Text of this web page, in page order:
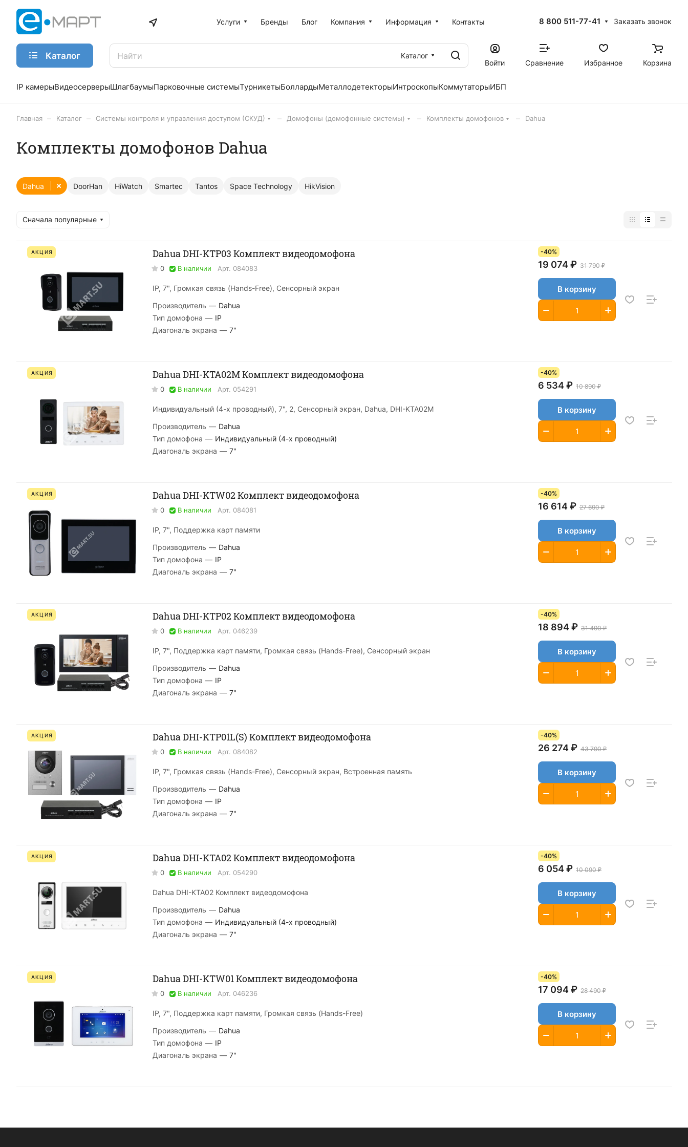
Услуги Бренды Блог Компания Информация Контакты 8 800 511-77-41 Заказать звонок
Каталог
Каталог
Войти
Сравнение Избранное Корзина
IP камерыВидеосерверыШлагбаумыПарковочные системыТурникетыБоллардыМеталлодетекторыИнтроскопыКоммутаторыИБП
Главная Каталог Системы контроля и управления доступом (СКУД) Домофоны (домофонные системы) Комплекты домофонов Dahua
Комплекты домофонов Dahua
DoorHan HiWatch
Dahua Smartec Tantos Space Technology HikVision
Сначала популярные
АКЦИЯ Dahua DHI-KTP03 Комплект видеодомофона
0 В наличии Арт. 084083
IP, 7", Громкая связь (Hands-Free), Сенсорный экран
Производитель — Dahua
Тип домофона — IP
Диагональ экрана — 7"
-40%
19 074 ₽ 31 790 ₽
В корзину
АКЦИЯ Dahua DHI-KTA02M Комплект видеодомофона
0 В наличии Арт. 054291
Индивидуальный (4-х проводный), 7", 2, Сенсорный экран, Dahua, DHI-KTA02M
Производитель — Dahua
Тип домофона — Индивидуальный (4-х проводный)
Диагональ экрана — 7"
-40%
6 534 ₽ 10 890 ₽
В корзину
АКЦИЯ Dahua DHI-KTW02 Комплект видеодомофона
0 В наличии Арт. 084081
IP, 7", Поддержка карт памяти
Производитель — Dahua
Тип домофона — IP
Диагональ экрана — 7"
-40%
16 614 ₽ 27 690 ₽
В корзину
АКЦИЯ Dahua DHI-KTP02 Комплект видеодомофона
0 В наличии Арт. 046239
IP, 7", Поддержка карт памяти, Громкая связь (Hands-Free), Сенсорный экран
Производитель — Dahua
Тип домофона — IP
Диагональ экрана — 7"
-40%
18 894 ₽ 31 490 ₽
В корзину
АКЦИЯ Dahua DHI-KTP01L(S) Комплект видеодомофона
0 В наличии Арт. 084082
IP, 7", Громкая связь (Hands-Free), Сенсорный экран, Встроенная память
Производитель — Dahua
Тип домофона — IP
Диагональ экрана — 7"
-40%
26 274 ₽ 43 790 ₽
В корзину
АКЦИЯ Dahua DHI-KTA02 Комплект видеодомофона
0 В наличии Арт. 054290
Dahua DHI-KTA02 Комплект видеодомофона
Производитель — Dahua
Тип домофона — Индивидуальный (4-х проводный)
Диагональ экрана — 7"
-40%
6 054 ₽ 10 090 ₽
В корзину
АКЦИЯ Dahua DHI-KTW01 Комплект видеодомофона
0 В наличии Арт. 046236
IP, 7", Поддержка карт памяти, Громкая связь (Hands-Free)
Производитель — Dahua
Тип домофона — IP
Диагональ экрана — 7"
-40%
17 094 ₽ 28 490 ₽
В корзину